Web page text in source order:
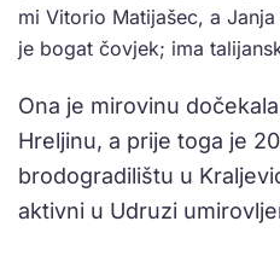
mi Vitorio Matijašec, a
je bogat čovjek; ima
Ona je mirovinu
Hreljinu, a prije toga je
brodogradilištu u
aktivni u Udruzi